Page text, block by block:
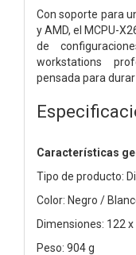
Con soporte para
y AMD, el MCPU-
de
workstations
pensada para
Características
Tipo de producto:
Color: Negro /
Dimensiones: 122
Peso: 904 g